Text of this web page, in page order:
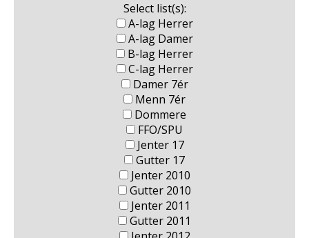
Select list(s):
A-lag Herrer
A-lag Damer
B-lag Herrer
C-lag Herrer
Damer 7ér
Menn 7ér
Dommere
FFO/SPU
Jenter 17
Gutter 17
Jenter 2010
Gutter 2010
Jenter 2011
Gutter 2011